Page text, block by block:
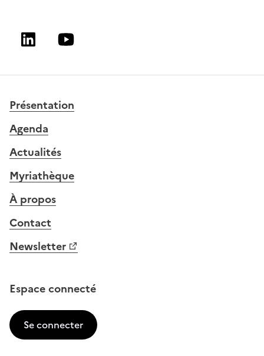
LinkedinYoutube
Présentation
Agenda
Actualités
Myriathèque
À propos
Contact
Newsletter
Espace connecté
Se connecter